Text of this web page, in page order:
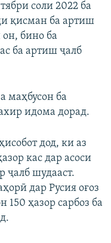
соли 2022 ба
қисман ба артиш
он, бино ба
ба артиш ҷалб
маҳбусон ба
идома дорад.
дод, ки аз
кас дар асоси
ҷалб шудааст.
дар Русия оғоз
150 ҳазор сарбоз ба